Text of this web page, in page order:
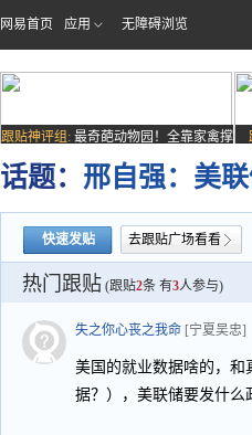
网易首页 应用 无障碍浏览
跟贴神评组: 最奇葩动物园！全靠家禽撑
场子
话题： 邢自强：美
快速发贴 去跟贴广场看看
热门跟贴 (跟贴2条 有3人参与)
失之你心丧之我命 [宁夏吴忠]
美国的就业数据啥的，和
据？），美联储要发什么